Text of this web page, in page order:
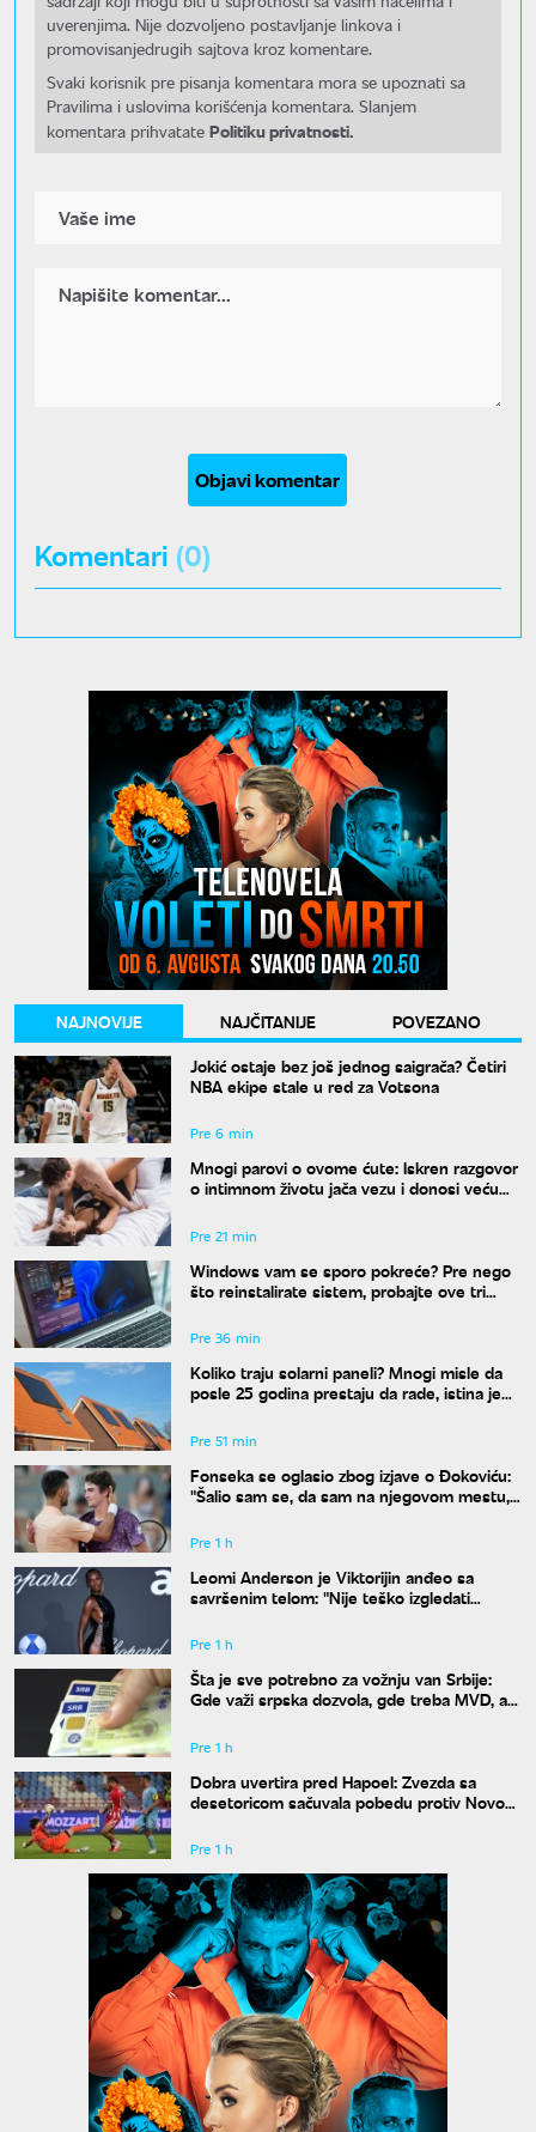
uverenjima. Nije dozvoljeno postavljanje linkova i
promovisanjedrugih sajtova kroz komentare.
Svaki korisnik pre pisanja komentara mora se upoznati sa
Pravilima i uslovima korišćenja komentara. Slanjem
komentara prihvatate Politiku privatnosti.
Objavi komentar
Komentari (0)
NAJNOVIJE NAJČITANIJE
POVEZANO
Jokić ostaje bez još jednog saigrača? Četiri
NBA ekipe stale u red za Votsona
Pre 6 min
Mnogi parovi o ovome ćute: Iskren razgovor
o intimnom životu jača vezu i donosi veću
Pre 21 min
Windows vam se sporo pokreće? Pre nego
što reinstalirate sistem, probajte ove tri
Pre 36 min
Koliko traju solarni paneli? Mnogi misle da
posle 25 godina prestaju da rade, istina je
Pre 51 min
Fonseka se oglasio zbog izjave o Đokoviću:
"Šalio sam se, da sam na njegovom mestu,
Pre 1 h
Leomi Anderson je Viktorijin anđeo sa
savršenim telom: "Nije teško izgledati
Pre 1 h
Šta je sve potrebno za vožnju van Srbije:
Gde važi srpska dozvola, gde treba MVD, a
Pre 1 h
Dobra uvertira pred Hapoel: Zvezda sa
desetoricom sačuvala pobedu protiv Novog
Pre 1 h